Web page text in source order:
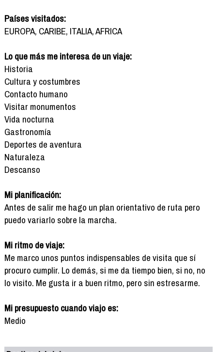
Países visitados:
EUROPA, CARIBE, ITALIA, AFRICA
Lo que más me interesa de un viaje:
Historia
Cultura y costumbres
Contacto humano
Visitar monumentos
Vida nocturna
Gastronomía
Deportes de aventura
Naturaleza
Descanso
Mi planificación:
Antes de salir me hago un plan orientativo de ruta pero
puedo variarlo sobre la marcha.
Mi ritmo de viaje:
Me marco unos puntos indispensables de visita que sí
procuro cumplir. Lo demás, si me da tiempo bien, si no, no
lo visito. Me gusta ir a buen ritmo, pero sin estresarme.
Mi presupuesto cuando viajo es:
Medio